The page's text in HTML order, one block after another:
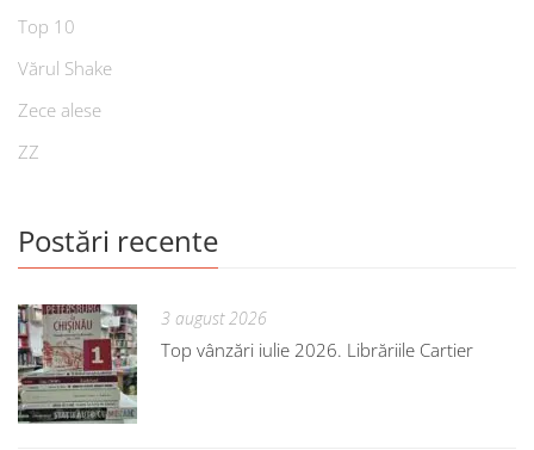
Top 10
Vărul Shake
Zece alese
ZZ
Postări recente
3 august 2026
Top vânzări iulie 2026. Librăriile Cartier